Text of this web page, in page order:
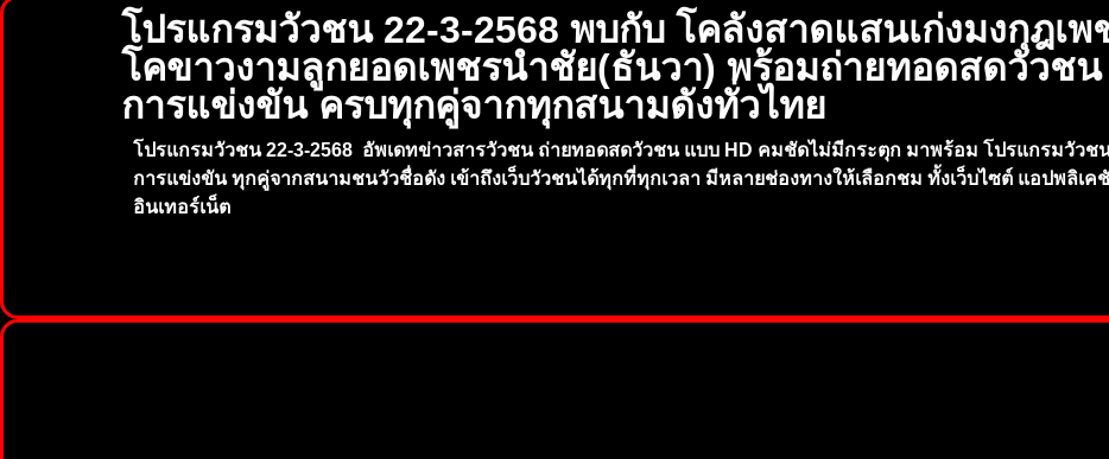
โปรแกรมวัวชน 22-3-2568 พบกับ โคลังสาดแสนเก่งมงกุฎเ
โคขาวงามลูกยอดเพชรนำชัย(ธันวา) พร้อมถ่ายทอดสดวัวช
การแข่งขัน ครบทุกคู่จากทุกสนามดังทั่วไทย
โปรแกรมวัวชน 22-3-2568 อัพเดทข่าวสารวัวชน ถ่ายทอดสดวัวชน แบบ HD คมชัดไม่มีกระตุก มาพร้อม โปรแกรมวัวช
การแข่งขันทุกคู่จากสนามชนวัวชื่อดัง เข้าถึงเว็บวัวชนได้ทุกที่ทุกเวลา มีหลายช่องทางให้เลือกชม ทั้งเว็บไซต์ แอปพลิเค
อินเทอร์เน็ต